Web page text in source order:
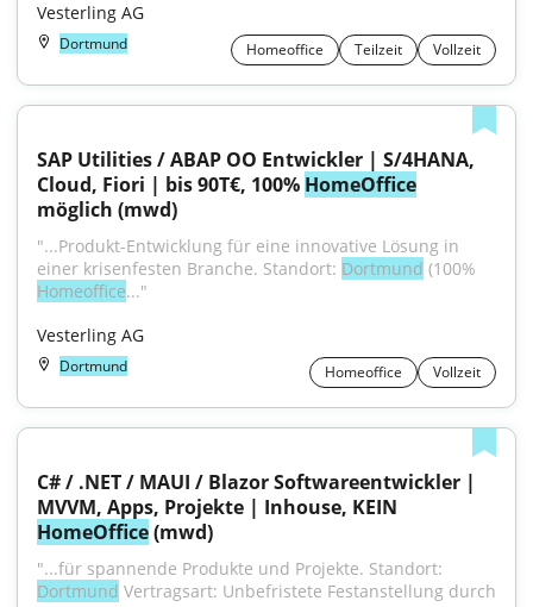
Vesterling AG
Dortmund Homeoffice Teilzeit Vollzeit
SAP Utilities / ABAP OO Entwickler | S/4HANA,
Cloud, Fiori | bis 90T€, 100% HomeOffice
möglich (mwd)
"...Produkt-Entwicklung für eine innovative Lösung in
einer krisenfesten Branche. Standort: Dortmund
Homeoffice..."
Vesterling AG
Dortmund Homeoffice Vollzeit
C# / .NET / MAUI / Blazor Softwareentwickler |
HomeOffice (mwd)
Dortmund Vertragsart: Unbefristete Festanstellung durch